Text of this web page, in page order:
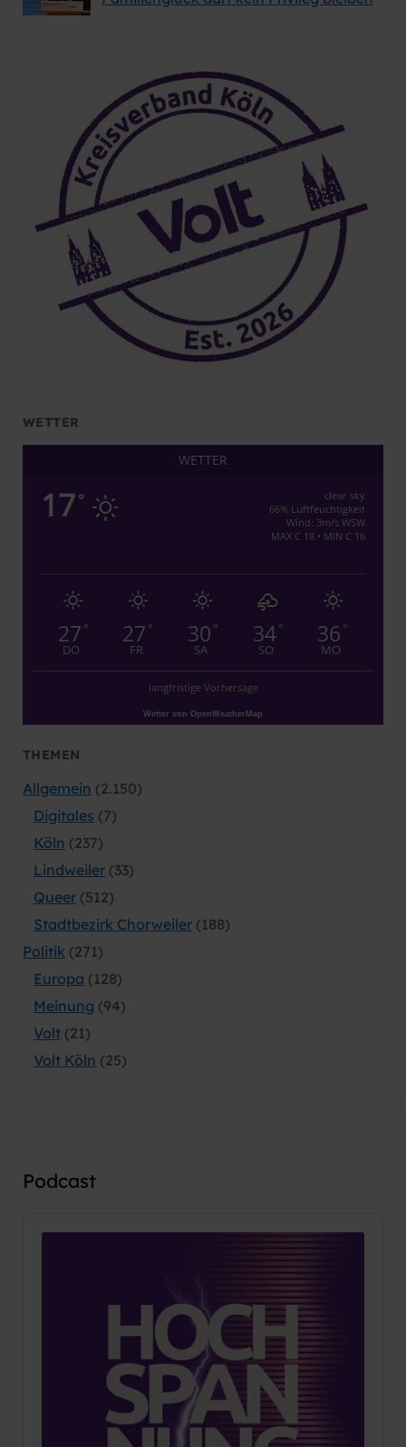
WETTER
WETTER
17°
clear sky
66% Luftfeuchtigkeit
Wind: 3m/s WSW
MAX C 18 • MIN C 16
27 °
DO
27 °
FR
30 °
SA
34°
SO
36 °
MO
langfristige Vorhersage
Wetter von OpenWeatherMap
THEMEN
Allgemein (2.150)
Digitales (7)
Köln (237)
Lindweiler(33)
Queer(512)
Stadtbezirk Chorweiler(188)
Politik (271)
Europa (128)
Meinung (94)
Volt(21)
Volt Köln (25)
Podcast
Player
den Wählerinnen und Wählern in Chorweiler eine
Wer unterschreiben kann
Jede wahlberechtigte Person aus dem Wahlbezirk
kann unterschreiben – du selbst, deine Partnerin
oder dein Partner, Familie, Freunde, Bekannte,
Verwandte, Nachbarn. Bitte sprich die Menschen
in deinem Umfeld an! Oft sind es nur ein paar
Sätze, die jemanden dazu bewegen, diesen kleinen
Beitrag zur Demokratie zu leisten.
Download
Ausgefüllte Formulare hole ich nach
Köln